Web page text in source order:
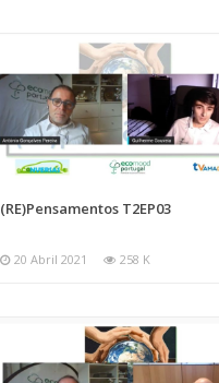
(RE)Pensamentos T2EP03
20 Abril 2021 258 K